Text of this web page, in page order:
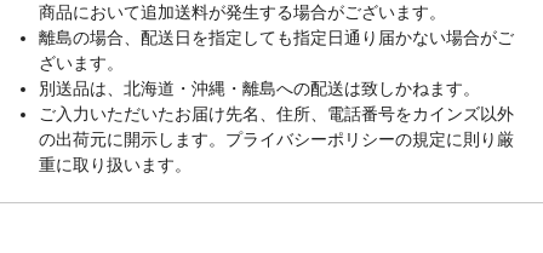
商品において追加送料が発生する場合がございます。
離島の場合、配送日を指定しても指定日通り届かない場合がご
ざいます。
別送品は、北海道・沖縄・離島への配送は致しかねます。
ご入力いただいたお届け先名、住所、電話番号をカインズ以外
の出荷元に開示します。プライバシーポリシーの規定に則り厳
重に取り扱います。